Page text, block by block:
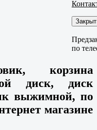
по
корзина
диск, диск
выжимной, по
магазине